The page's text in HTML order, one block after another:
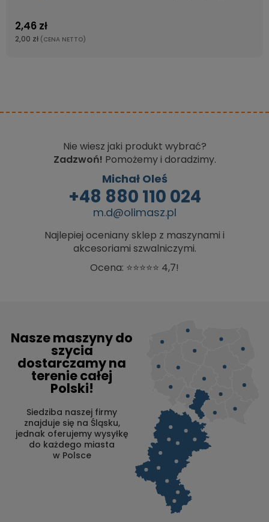
2,46 zł
2,00 zł (CENA NETTO)
Nie wiesz jaki produkt wybrać?
Zadzwoń! Pomożemy i doradzimy.
Michał Oleś
+48 880 110 024
m.d@olimasz.pl
Najlepiej oceniany sklep z maszynami i
akcesoriami szwalniczymi.
Ocena: ⭐⭐⭐⭐⭐ 4,7!
Nasze maszyny do
szycia
dostarczamy na
terenie całej
Polski!
Siedziba naszej firmy
znajduje się na Śląsku,
jednak oferujemy wysyłkę
do każdego miasta
w Polsce